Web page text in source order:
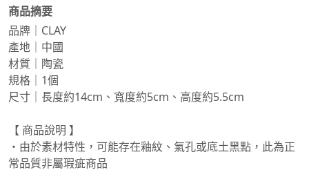
商品摘要
品牌｜CLAY
產地｜中國
材質｜陶瓷
規格｜1個
尺寸｜長度約14cm、寬度約5cm、高度約5.5cm
【 商品說明 】
・由於素材特性，可能存在釉紋、氣孔或底土黑點，此為正
常品質非屬瑕疵商品